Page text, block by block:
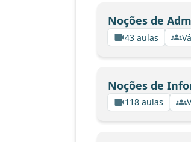
Noções de
43 aulas
Noções de
118 aulas